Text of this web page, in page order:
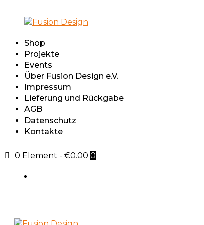
Shop
Projekte
Events
Über Fusion Design e.V.
Impressum
Lieferung und Rückgabe
AGB
Datenschutz
Kontakte
0 Element -€0.00 0